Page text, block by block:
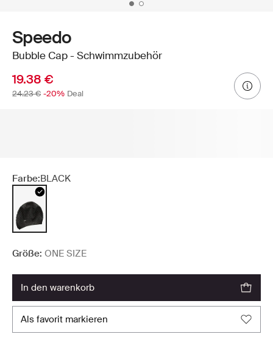
Speedo
Bubble Cap - Schwimmzubehör
19.38 €
24.23 € -20% Deal
Farbe:BLACK
Größe: ONE SIZE
in den warenkorb
als favorit markieren